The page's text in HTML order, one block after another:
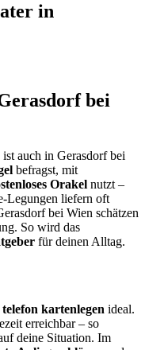
in
bei
auch in Gerasdorf bei
befragst, mit
Orakel nutzt –
Legungen liefern oft
bei Wien schätzen
So wird das
für deinen Alltag.
telefon kartenlegen ideal.
erreichbar – so
deine Situation. Im